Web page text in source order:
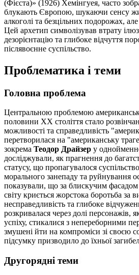
(Фієста)» (1926) Хемінгуея, часто
блукають Європою, шукаючи сенсу
алкоголі та безцільних подорожах,
Цей архетип символізував втрату
дезорієнтацію та глибоке відчуття
післявоєнне суспільство.
Проблематика і теми
Головна проблема
Центральною проблемою
половини XX століття стало
можливості та справедливість
перетворилася на "американську
зокрема Теодор Драйзер у
досліджували, як прагнення до
статусу, що пропагувалося
морального занепаду та руйнування
показували, що за блискучим фасадом
світу криється жорстока боротьба за
несправедливість та глибоке
розкривалася через долі персонажів,
успіху, стикалися з непереборними
змушені йти на компроміси зі своєю
підсумку призводило до їхньої
Другорядні теми